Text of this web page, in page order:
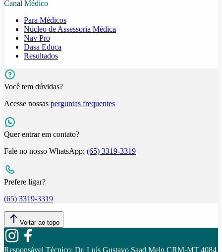
Canal Médico
Para Médicos
Núcleo de Assessoria Médica
Nav Pro
Dasa Educa
Resultados
Você tem dúvidas?
Acesse nossas perguntas frequentes
Quer entrar em contato?
Fale no nosso WhatsApp: (65) 3319-3319
Prefere ligar?
(65) 3319-3319
Voltar ao topo
Responsável Técnico: Dr. Luís Gustavo Saad Melo CRM-MT 4084